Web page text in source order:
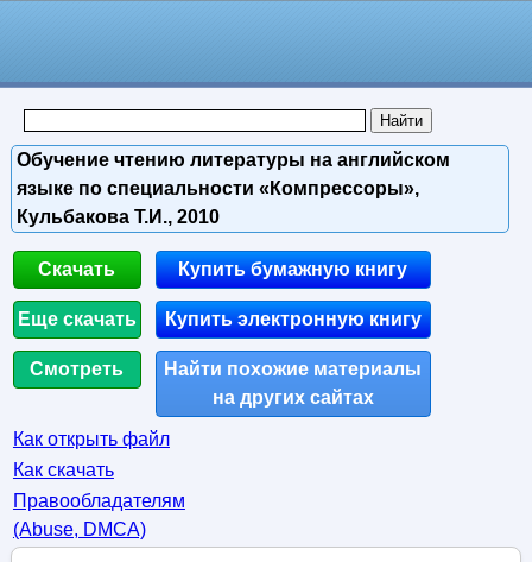
Обучение чтению литературы на английском
языке по специальности «Компрессоры»,
Кульбакова Т.И., 2010
Скачать
Еще скачать
Смотреть
Купить бумажную книгу
Купить электронную книгу
Найти похожие материалы
на других сайтах
Как открыть файл
Как скачать
Правообладателям
(Abuse, DMСA)